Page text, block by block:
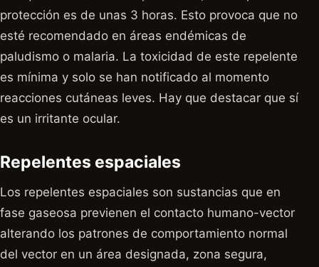
protección es de unas 3 horas. Esto provoca que no
esté recomendado en áreas endémicas de
paludismo o malaria. La toxicidad de este repelente
es mínima y solo se han notificado al momento
reacciones cutáneas leves. Hay que destacar que sí
es un irritante ocular.
Repelentes espaciales
Los repelentes espaciales son sustancias que en
fase gaseosa previenen el contacto humano-vector
alterando los patrones de comportamiento normal
del vector en un área designada, zona segura,